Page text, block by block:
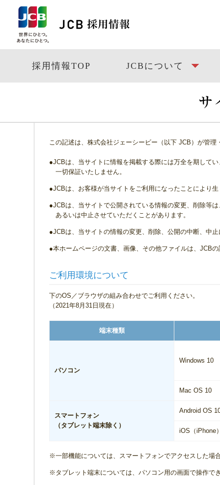
採用情報TOP JCBについて
この記述は、株式会社ジェーシービー（以下 JCB）が管
●JCBは、当サイトに情報を掲載する際には万全を期して
一切保証いたしません。
●JCBは、お客様が当サイトをご利用になったことにより
●JCBは、当サイトで公開されている情報の変更、削除等
あるいは中止させていただくことがあります。
●JCBは、当サイトの情報の変更、削除、公開の中断、中
●本ホームページの文書、画像、その他ファイルは、JCB
ご利用環境について
下のOS／ブラウザの組み合わせでご利用ください。
（2021年8月31日現在）
端末種類
パソコン
Windows 10
Mac OS 10
スマートフォン
（タブレット端末除く）
Android OS
iOS（iPhone
※一部機能については、スマートフォンでアクセスした場
※タブレット端末については、パソコン用の画面で操作で